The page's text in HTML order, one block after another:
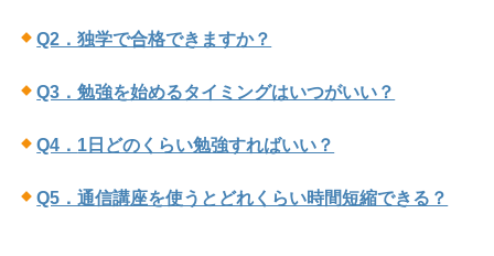
Q2．独学で合格できますか？
Q3．勉強を始めるタイミングはいつがいい？
Q4． 1日どのくらい勉強すればいい？
Q5．通信講座を使うとどれくらい時間短縮できる？